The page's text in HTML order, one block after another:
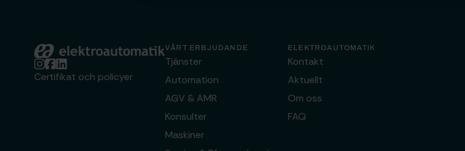
Elektroautomatik
Certifikat och policyer
VÅRT ERBJUDANDE
Tjänster
Automation
AGV & AMR
Konsulter
Maskiner
ELEKTROAUTOMATIK
Kontakt
Aktuellt
Om oss
FAQ